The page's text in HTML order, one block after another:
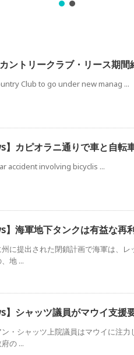
ントリークラブ・リース期間
Club to go under new manag ...
】カピオラニ通りで車と自転
accident involving bicyclis ...
】海軍地下タンクは有益な再
に提出された閉鎖計画で海軍は、
地 ...
】シャッツ議員がマウイ支援
・シャッツ上院議員はマウイに注
の ...